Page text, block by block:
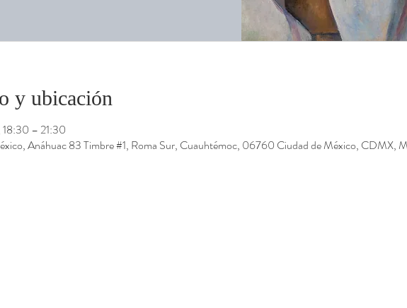
y ubicación
– 21:30
Anáhuac 83 Timbre #1, Roma Sur, Cuauhtémoc, 06760 Ciudad de México, CDMX,